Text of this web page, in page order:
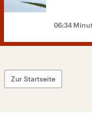
06:34
Zur Startseite